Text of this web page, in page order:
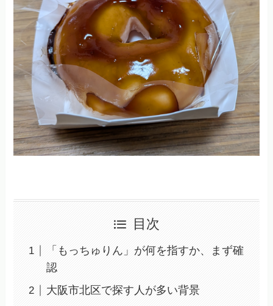
目次
「もっちゅりん」が何を指すか、まず確
認
大阪市北区で探す人が多い背景